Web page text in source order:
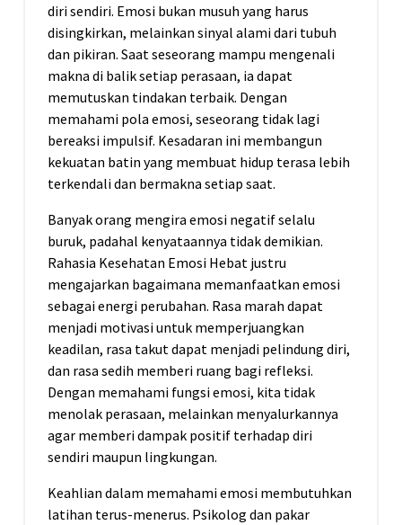
diri sendiri. Emosi bukan musuh yang harus
disingkirkan, melainkan sinyal alami dari tubuh
dan pikiran. Saat seseorang mampu mengenali
makna di balik setiap perasaan, ia dapat
memutuskan tindakan terbaik. Dengan
memahami pola emosi, seseorang tidak lagi
bereaksi impulsif. Kesadaran ini membangun
kekuatan batin yang membuat hidup terasa lebih
terkendali dan bermakna setiap saat.
Banyak orang mengira emosi negatif selalu
buruk, padahal kenyataannya tidak demikian.
Rahasia Kesehatan Emosi Hebat justru
mengajarkan bagaimana memanfaatkan emosi
sebagai energi perubahan. Rasa marah dapat
menjadi motivasi untuk memperjuangkan
keadilan, rasa takut dapat menjadi pelindung diri,
dan rasa sedih memberi ruang bagi refleksi.
Dengan memahami fungsi emosi, kita tidak
menolak perasaan, melainkan menyalurkannya
agar memberi dampak positif terhadap diri
sendiri maupun lingkungan.
Keahlian dalam memahami emosi membutuhkan
latihan terus-menerus. Psikolog dan pakar